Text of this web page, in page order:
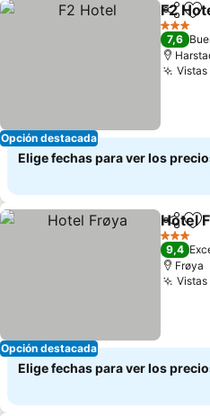
Opción destacada
F2
3 Estrellas
7,6
Elige fechas para ver los
Opción destacada
Hotel
3 Estrellas
9,4
Frøya
Elige fechas para ver los